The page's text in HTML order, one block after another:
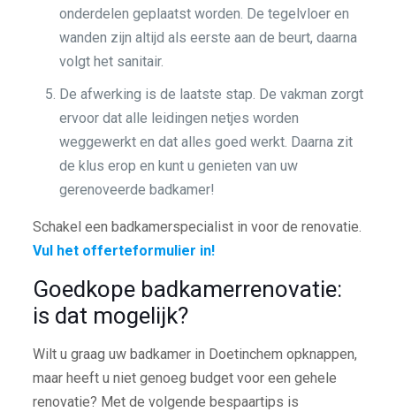
onderdelen geplaatst worden. De tegelvloer en
wanden zijn altijd als eerste aan de beurt, daarna
volgt het sanitair.
De afwerking is de laatste stap. De vakman zorgt
ervoor dat alle leidingen netjes worden
weggewerkt en dat alles goed werkt. Daarna zit
de klus erop en kunt u genieten van uw
gerenoveerde badkamer!
Schakel een badkamerspecialist in voor de renovatie.
Vul het offerteformulier in!
Goedkope badkamerrenovatie:
is dat mogelijk?
Wilt u graag uw badkamer in Doetinchem opknappen,
maar heeft u niet genoeg budget voor een gehele
renovatie? Met de volgende bespaartips is